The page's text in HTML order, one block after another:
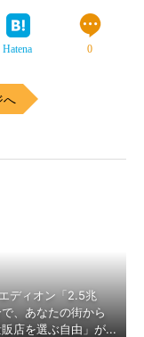
Hatena 0
へ
ディオン「2.5兆
、あなたの街から
販店を選ぶ自由」が...